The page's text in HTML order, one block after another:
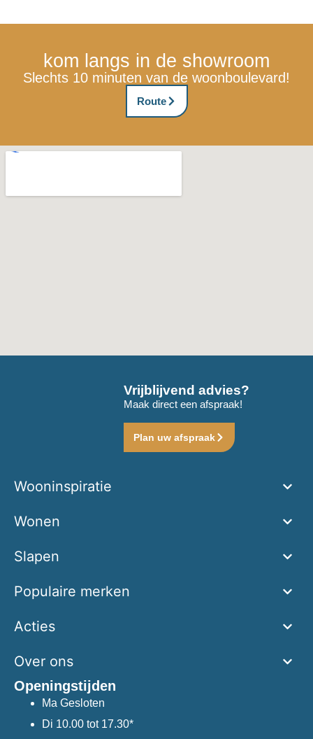
kom langs in de showroom
Slechts 10 minuten van de woonboulevard!
Route
Vrijblijvend advies?
Maak direct een afspraak!
Plan uw afspraak
Wooninspiratie
Wonen
Slapen
Populaire merken
Acties
Over ons
Openingstijden
Ma Gesloten
Di 10.00 tot 17.30*